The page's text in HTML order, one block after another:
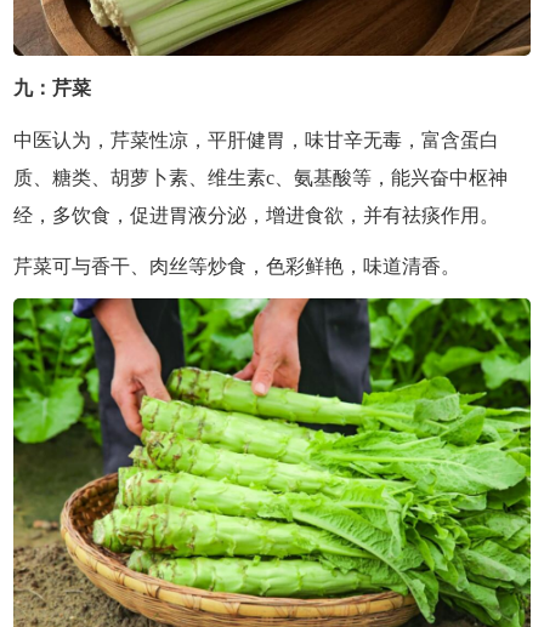
九：芹菜
中医认为，芹菜性凉，平肝健胃，味甘辛无毒，富含蛋白
质、糖类、胡萝卜素、维生素c、氨基酸等，能兴奋中枢神
经，多饮食，促进胃液分泌，增进食欲，并有祛痰作用。
芹菜可与香干、肉丝等炒食，色彩鲜艳，味道清香。